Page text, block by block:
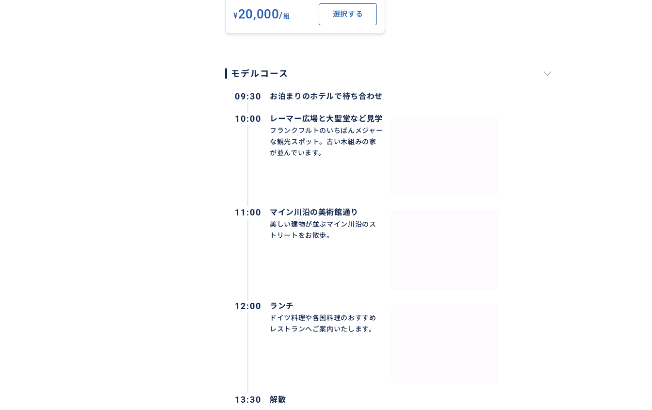
訪れてみたい観光先、ブティック、ランチのご希望をがありましたらあらかじめお知らせ下
さいませ。開館時間、営業時間、ランチ休憩などを鑑み、モデルプランを作成致します。
¥20,000/組 選択する
モデルコース
09:30 お泊まりのホテルで待ち合わせ
10:00 レーマー広場と大聖堂など見学
フランクフルトのいちばんメジャー
な観光スポット。古い木組みの家
が並んでいます。
11:00 マイン川沿の美術館通り
美しい建物が並ぶマイン川沿のス
トリートをお散歩。
12:00 ランチ
ドイツ料理や各国料理のおすすめ
レストランへご案内いたします。
13:30 解散